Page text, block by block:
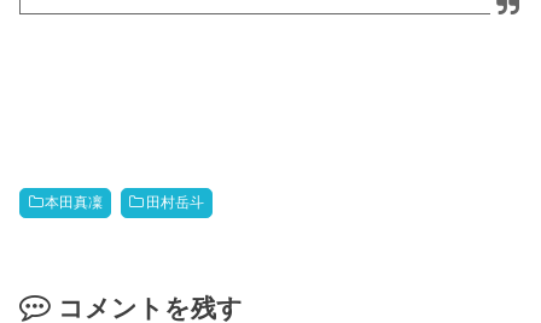
本田真凜 田村岳斗
コメントを残す